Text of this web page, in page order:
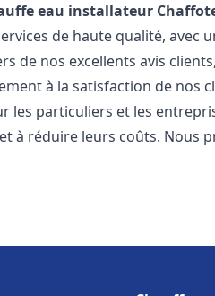
eau installateur
de haute qualité, avec
de nos excellents avis
à la satisfaction de nos
les particuliers et les
à réduire leurs coûts. Nous